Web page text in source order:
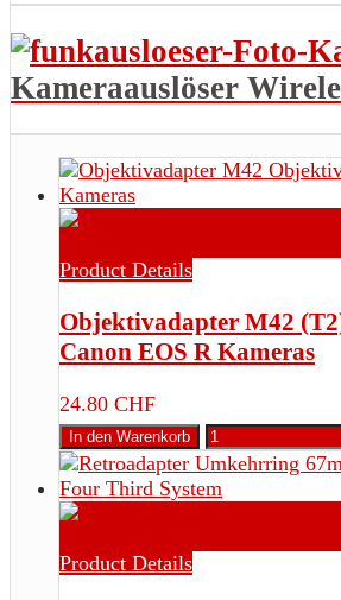
Kameraauslöser
Product Details
Objektivadapter M42
Canon EOS R Kameras
24.80 CHF
Product Details